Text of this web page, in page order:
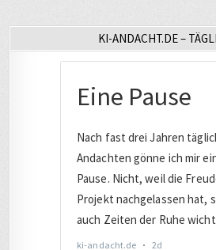
KI-ANDACHT.DE –